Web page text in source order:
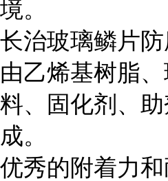
境。
长治玻璃鳞片防
由乙烯基树脂
料、固化剂、
成。
优秀的附着力